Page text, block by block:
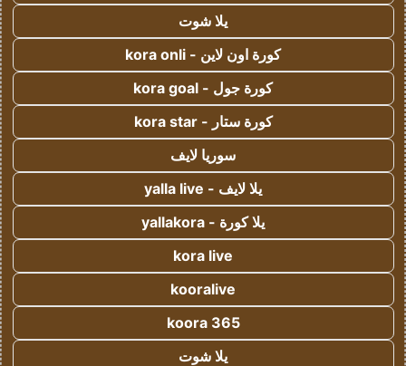
يلا شوت
كورة اون لاين - kora onli
كورة جول - kora goal
كورة ستار - kora star
سوريا لايف
يلا لايف - yalla live
يلا كورة - yallakora
kora live
kooralive
koora 365
يلا شوت